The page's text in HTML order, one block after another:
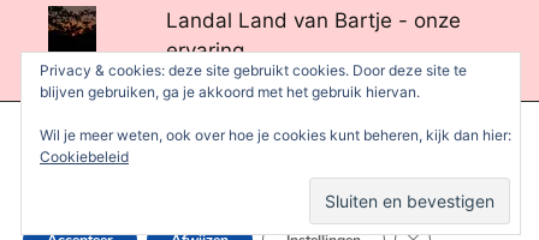
Landal Land van Bartje - onze
ervaring
We gebruiken cookies om je de beste ervaring op onze site te
bieden.
Je kunt meer informatie vinden over welke cookies we gebruiken
Sluit AVG/
Privacy & cookies: deze site gebruikt cookies. Door deze site te
blijven gebruiken, ga je akkoord met het gebruik hiervan.
Wil je meer weten, ook over hoe je cookies kunt beheren, kijk dan hier:
Cookiebeleid